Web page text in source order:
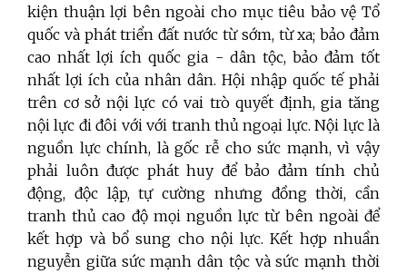
kiện thuận lợi bên ngoài cho mục tiêu bảo vệ Tổ
quốc và phát triển đất nước từ sớm, từ xa; bảo đảm
cao nhất lợi ích quốc gia - dân tộc, bảo đảm tốt
nhất lợi ích của nhân dân. Hội nhập quốc tế phải
trên cơ sở nội lực có vai trò quyết định, gia tăng
nội lực đi đôi với với tranh thủ ngoại lực. Nội lực là
nguồn lực chính, là gốc rễ cho sức mạnh, vì vậy
phải luôn được phát huy để bảo đảm tính chủ
động, độc lập, tự cường nhưng đồng thời, cần
tranh thủ cao độ mọi nguồn lực từ bên ngoài để
kết hợp và bổ sung cho nội lực. Kết hợp nhuần
nguyễn giữa sức mạnh dân tộc và sức mạnh thời